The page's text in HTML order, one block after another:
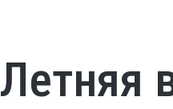
Летняя